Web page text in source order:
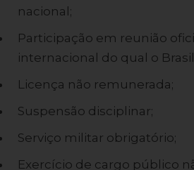
nacional;
Participação em reunião
internacional do qual o
Licença não remunerada;
Suspensão disciplinar;
Serviço militar obrigatório;
Exercício de cargo público